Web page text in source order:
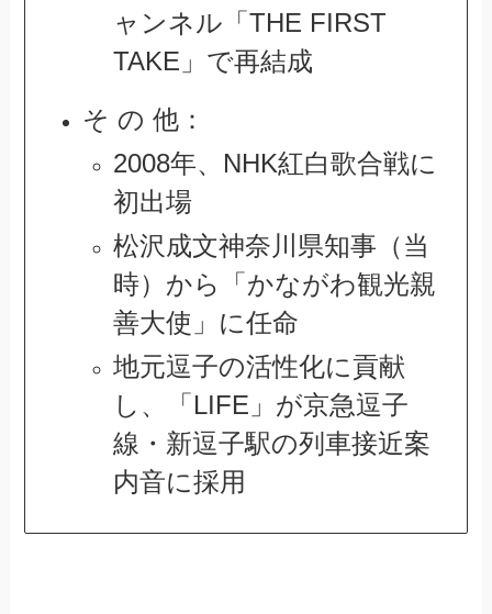
ャンネル「THE FIRST
TAKE」で再結成
そ の 他：
2008年、NHK紅白歌合戦に
初出場
松沢成文神奈川県知事（当
時）から「かながわ観光親
善大使」に任命
地元逗子の活性化に貢献
し、「LIFE」が京急逗子
線・新逗子駅の列車接近案
内音に採用